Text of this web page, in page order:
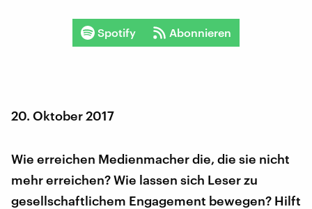
Spotify Abonnieren
20. Oktober 2017
Wie erreichen Medienmacher die, die sie nicht
mehr erreichen? Wie lassen sich Leser zu
gesellschaftlichem Engagement bewegen? Hilft